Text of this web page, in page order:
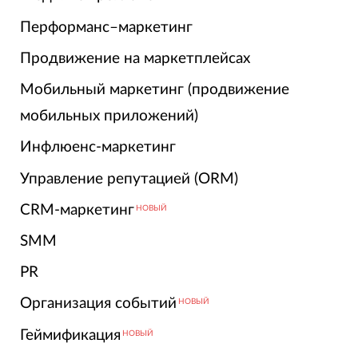
Перформанс–маркетинг
Продвижение на маркетплейсах
Мобильный маркетинг (продвижение
мобильных приложений)
Инфлюенс-маркетинг
Управление репутацией (ORM)
CRM-маркетинг НОВЫЙ
SMM
PR
Организация событий НОВЫЙ
Геймификация НОВЫЙ